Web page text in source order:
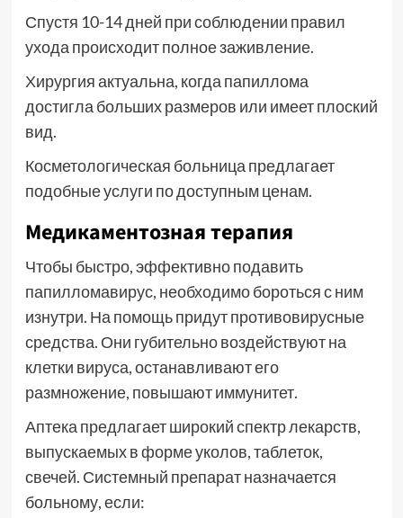
Спустя 10-14 дней при соблюдении правил
ухода происходит полное заживление.
Хирургия актуальна, когда папиллома
достигла больших размеров или имеет плоский
вид.
Косметологическая больница предлагает
подобные услуги по доступным ценам.
Медикаментозная терапия
Чтобы быстро, эффективно подавить
папилломавирус, необходимо бороться с ним
изнутри. На помощь придут противовирусные
средства. Они губительно воздействуют на
клетки вируса, останавливают его
размножение, повышают иммунитет.
Аптека предлагает широкий спектр лекарств,
выпускаемых в форме уколов, таблеток,
свечей. Системный препарат назначается
больному, если: